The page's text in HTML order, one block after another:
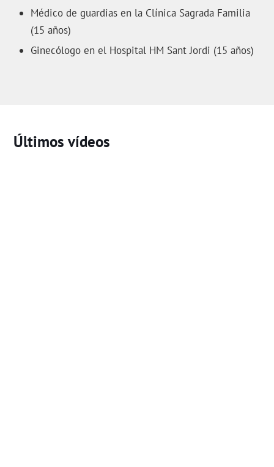
Médico de guardias en la Clínica Sagrada Familia
(15 años)
Ginecólogo en el Hospital HM Sant Jordi (15 años)
Últimos vídeos